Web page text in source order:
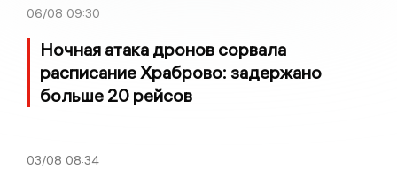
06/08 09:30
Ночная атака дронов сорвала
расписание Храброво: задержано
больше 20 рейсов
03/08 08:34